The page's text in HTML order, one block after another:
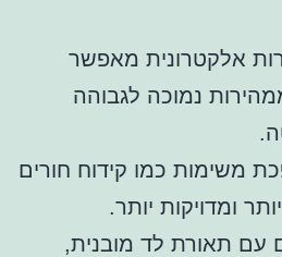
אלקטרונית מאפשר
נמוכה לגבוהה
משימות כמו קידוח חורים
ומדויקות יותר.
עם תאורת לד מובנית,